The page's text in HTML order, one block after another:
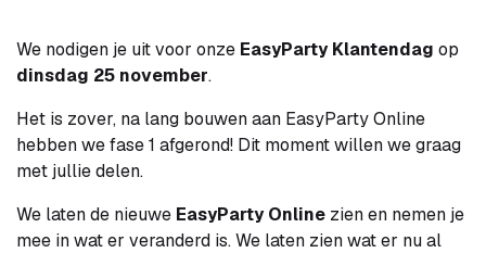
We nodigen je uit voor onze EasyParty Klantendag op
dinsdag 25 november.
Het is zover, na lang bouwen aan EasyParty Online
hebben we fase 1 afgerond! Dit moment willen we graag
met jullie delen.
We laten de nieuwe EasyParty Online ​ zien en nemen je
mee in wat er veranderd is. We laten zien wat er nu al